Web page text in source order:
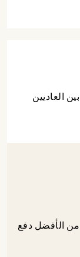
العاديين
من الأفضل دفع